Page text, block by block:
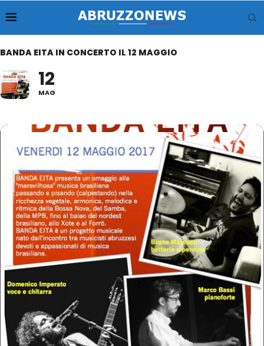
BANDA EITA IN CONCERTO IL 12 MAGGIO
12
MAG